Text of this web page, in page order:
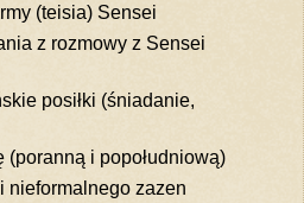
(teisia) Sensei
z rozmowy z Sensei
posiłki (śniadanie,
i popołudniową)
nieformalnego zazen